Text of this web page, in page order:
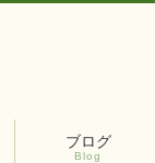
ブログ
Blog